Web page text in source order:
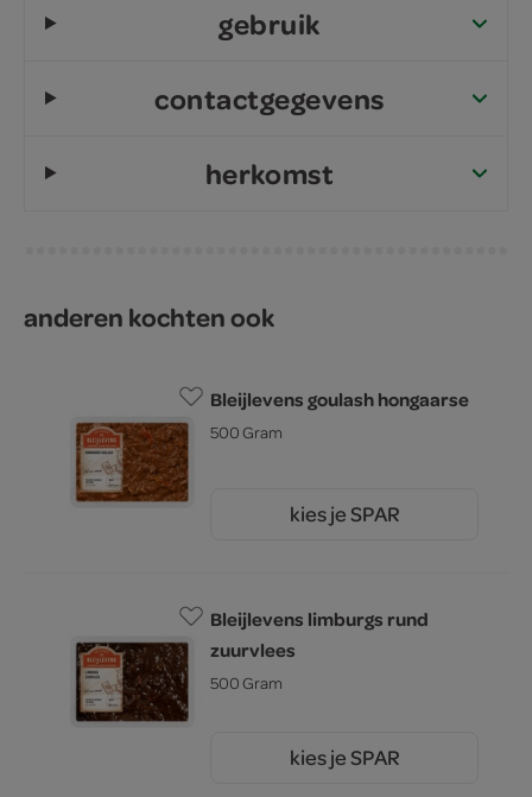
gebruik
contactgegevens
herkomst
anderen kochten ook
Bleijlevens goulash hongaarse
500 Gram
kies je SPAR
Bleijlevens limburgs rund
zuurvlees
500 Gram
kies je SPAR